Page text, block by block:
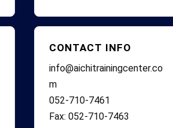
CONTACT INFO
info@aichitrainingcenter.co
m
052-710-7461
Fax: 052-710-7463